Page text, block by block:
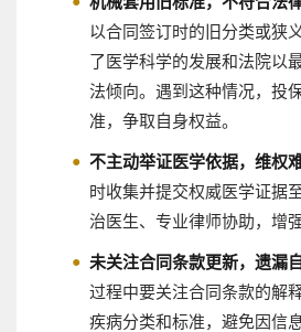
以合同签订时的旧分类或狭
了医学科学的发展和法院以
法倾向。遇到这种情况，投
准，争取自身权益。
不主动举证医学依据，维权
时收集并提交权威医学证据
治医生、专业律师协助，增
未关注合同条款更新，遗漏
过程中要关注合同条款的解
疾病分类和标准，避免因信